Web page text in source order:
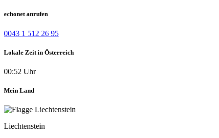
echonet anrufen
0043 1 512 26 95
Lokale Zeit in Österreich
00:52 Uhr
Mein Land
Liechtenstein